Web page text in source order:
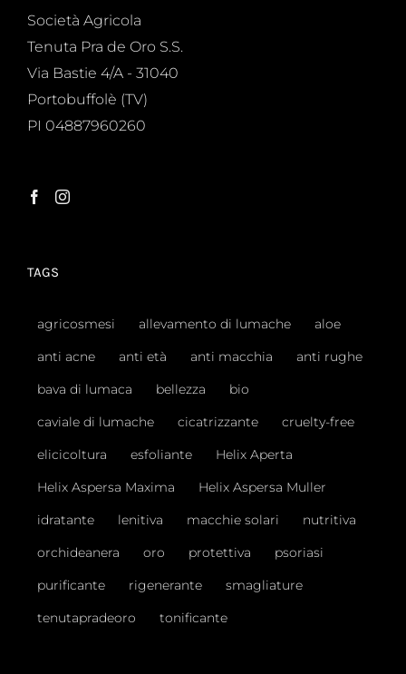
Società Agricola
Tenuta Pra de Oro S.S.
Via Bastie 4/A - 31040
Portobuffolè (TV)
PI 04887960260
TAGS
agricosmesi allevamento di lumache
aloe
anti acne
anti età anti macchia
anti rughe
bava di lumaca
bellezza
bio
caviale di lumache
cicatrizzante
cruelty-free
elicicoltura
esfoliante
Helix Aperta
Helix Aspersa Maxima
Helix Aspersa Muller
idratante
lenitiva macchie solari
nutritiva
orchideanera
oro protettiva
psoriasi
purificante
rigenerante
smagliature
tenutapradeoro
tonificante